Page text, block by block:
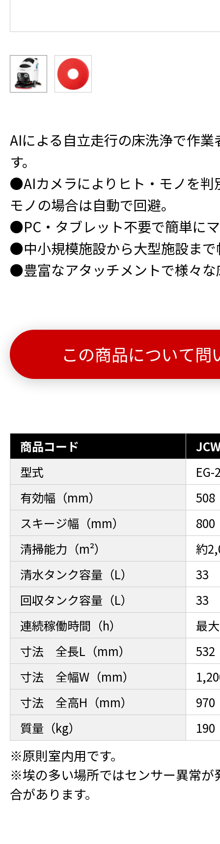
AIによる自立走行の床洗浄で作
す。
●AIカメラによりヒト・モノを判
モノの場合は自動で回避。
●PC・タブレット不要で簡単に
●中小規模施設から大型施設まで
●豊富なアタッチメントで様々
この商品について問
商品コード
型式
EG-
有効幅（mm）
508
スキージ幅（mm）
800
清掃能力（m²）
約
清水タンク容量（L）
33
回収タンク容量（L）
33
連続稼働時間（h）
最
寸法 全長L（mm）
532
寸法 全幅W（mm）
寸法 全高H（mm）
970
質量（kg）
190
※原則室内用です。
※埃の多い場所ではセンサー異常が
合があります。